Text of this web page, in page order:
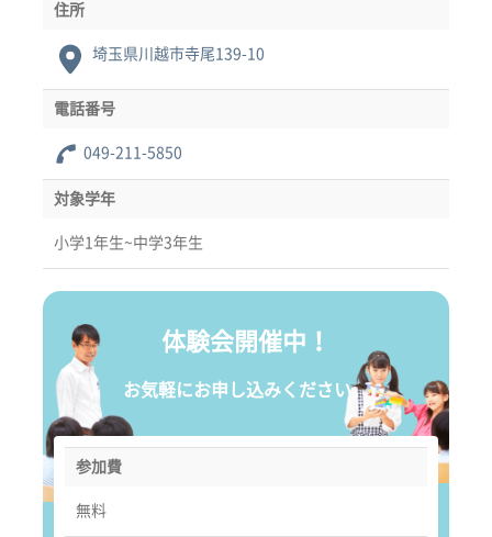
住所
埼玉県川越市寺尾139-10
電話番号
049-211-5850
対象学年
小学1年生~中学3年生
体験会開催中！
お気軽にお申し込みください。
参加費
無料